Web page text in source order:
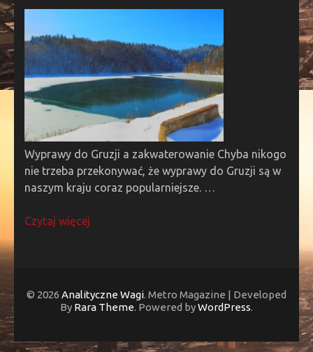
Wyprawy do Gruzji a zakwaterowanie Chyba nikogo
nie trzeba przekonywać, że wyprawy do Gruzji są w
naszym kraju coraz popularniejsze. …
Czytaj więcej
© 2026 Analityczne Wagi. Metro Magazine | Developed
By Rara Theme. Powered byWordPress.